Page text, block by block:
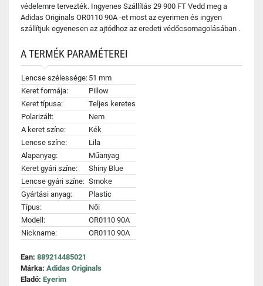
védelemre tervezték. Ingyenes Szállítás 29 900 FT Vedd meg a
Adidas Originals OR0110 90A -et most az eyerimen és ingyen
szállítjuk egyenesen az ajtódhoz az eredeti védőcsomagolásában .
A TERMÉK PARAMÉTEREI
Lencse szélessége: 51 mm
Keret formája:
Pillow
Keret típusa:
Teljes keretes
Polarizált:
Nem
A keret színe:
Kék
Lencse színe:
Lila
Alapanyag:
Műanyag
Keret gyári színe:
Shiny Blue
Lencse gyári színe: Smoke
Gyártási anyag:
Plastic
Típus:
Női
Modell:
OR0110 90A
Nickname:
OR0110 90A
Ean: 889214485021
Márka: Adidas Originals
Eladó: Eyerim